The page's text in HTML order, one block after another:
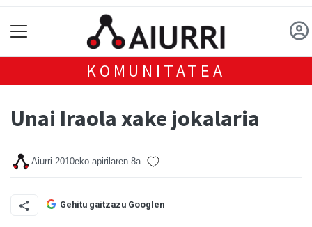
KOMUNITATEA
Unai Iraola xake jokalaria
Aiurri 2010eko apirilaren 8a
Gehitu gaitzazu Googlen